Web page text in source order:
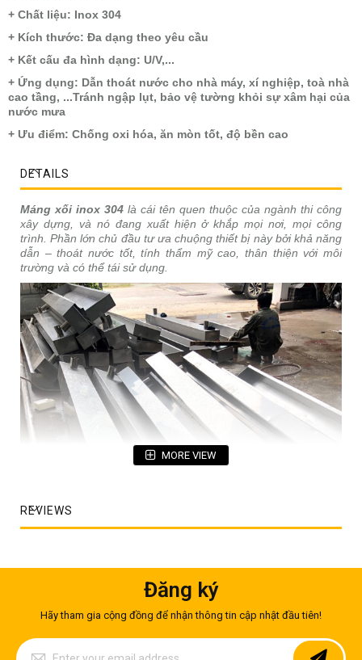
+ Chất liệu: Inox 304
+ Kích thước: Đa dạng theo yêu cầu
+ Kết cấu đa hình dạng: U/V,...
+ Ứng dụng: Dẫn thoát nước cho nhà máy, xí nghiệp, toà nhà
cao tầng, ...Tránh ngập lụt, bảo vệ tường khỏi sự xâm hại của
nước mưa
+ Ưu điểm: Chống oxi hóa, ăn mòn tốt, độ bền cao
DETAILS
Máng xối inox 304 là cái tên quen thuộc của ngành thi công
xây dựng, và nó đang xuất hiện ở khắp mọi nơi, mọi công
trình. Phần lớn chủ đầu tư ưa chuộng thiết bị này bởi khả năng
dẫn – thoát nước tốt, tính thẩm mỹ cao, thân thiện với môi
trường và có thể tái sử dụng.
MORE VIEW
REVIEWS
Đăng ký
Hãy tham gia cộng đồng để nhận thông tin cập nhật đầu tiên!
Sign